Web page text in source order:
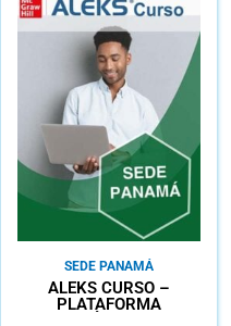
SEDE PANAMÁ
ALEKS CURSO –
PLATAFORMA